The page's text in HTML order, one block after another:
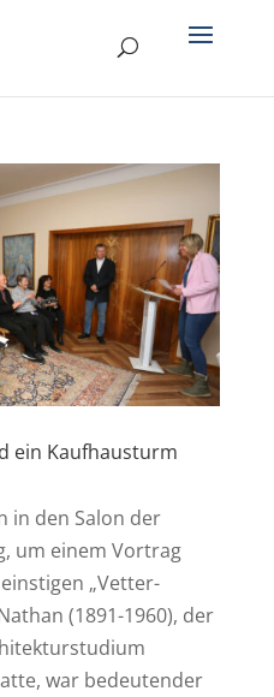
ein Kaufhausturm
in den Salon der
um einem Vortrag
„Vetter-
(1891-1960), der
war bedeutender